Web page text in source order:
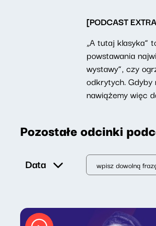
[PODCAST
„A tutaj klasyka”
powstawania
wystawy”, czy
odkrytych. Gdyby
nawiążemy więc
Pozostałe odcinki
Data